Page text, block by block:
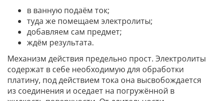
в ванную подаём ток;
туда же помещаем электролиты;
добавляем сам предмет;
ждём результата.
Механизм действия предельно прост. Электролиты
содержат в себе необходимую для обработки
платину, под действием тока она высвобождается
из соединения и оседает на погружённой в